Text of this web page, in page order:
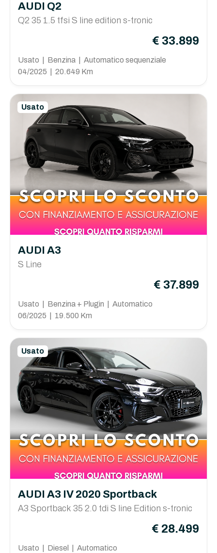
AUDI Q2
Q2 35 1.5 tfsi S line edition s-tronic
€ 33.899
Usato | Benzina | Automatico sequenziale
04/2025 | 20.649 Km
Usato
AUDI A3
S Line
€ 37.899
Usato | Benzina + Plugin | Automatico
06/2025 | 19.500 Km
Usato
AUDI A3 IV 2020 Sportback
A3 Sportback 35 2.0 tdi S line Edition s-tronic
€ 28.499
Usato | Diesel | Automatico